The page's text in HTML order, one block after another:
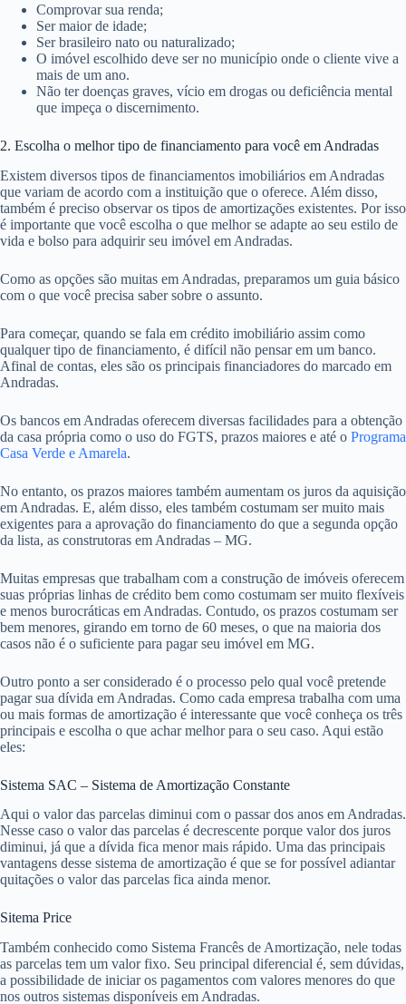
Comprovar sua renda;
Ser maior de idade;
Ser brasileiro nato ou naturalizado;
O imóvel escolhido deve ser no município onde o cliente vive a
mais de um ano.
Não ter doenças graves, vício em drogas ou deficiência mental
que impeça o discernimento.
2. Escolha o melhor tipo de financiamento para você em Andradas
Existem diversos tipos de financiamentos imobiliários em Andradas
que variam de acordo com a instituição que o oferece. Além disso,
também é preciso observar os tipos de amortizações existentes. Por isso
é importante que você escolha o que melhor se adapte ao seu estilo de
vida e bolso para adquirir seu imóvel em Andradas.
Como as opções são muitas em Andradas, preparamos um guia básico
com o que você precisa saber sobre o assunto.
Para começar, quando se fala em crédito imobiliário assim como
qualquer tipo de financiamento, é difícil não pensar em um banco.
Afinal de contas, eles são os principais financiadores do marcado em
Andradas.
Os bancos em Andradas oferecem diversas facilidades para a obtenção
da casa própria como o uso do FGTS, prazos maiores e até o Programa
Casa Verde e Amarela.
No entanto, os prazos maiores também aumentam os juros da aquisição
em Andradas. E, além disso, eles também costumam ser muito mais
exigentes para a aprovação do financiamento do que a segunda opção
da lista, as construtoras em Andradas – MG.
Muitas empresas que trabalham com a construção de imóveis oferecem
suas próprias linhas de crédito bem como costumam ser muito flexíveis
e menos burocráticas em Andradas. Contudo, os prazos costumam ser
bem menores, girando em torno de 60 meses, o que na maioria dos
casos não é o suficiente para pagar seu imóvel em MG.
Outro ponto a ser considerado é o processo pelo qual você pretende
pagar sua dívida em Andradas. Como cada empresa trabalha com uma
ou mais formas de amortização é interessante que você conheça os três
principais e escolha o que achar melhor para o seu caso. Aqui estão
eles:
Sistema SAC – Sistema de Amortização Constante
Aqui o valor das parcelas diminui com o passar dos anos em Andradas.
Nesse caso o valor das parcelas é decrescente porque valor dos juros
diminui, já que a dívida fica menor mais rápido. Uma das principais
vantagens desse sistema de amortização é que se for possível adiantar
quitações o valor das parcelas fica ainda menor.
Sitema Price
Também conhecido como Sistema Francês de Amortização, nele todas
as parcelas tem um valor fixo. Seu principal diferencial é, sem dúvidas,
a possibilidade de iniciar os pagamentos com valores menores do que
nos outros sistemas disponíveis em Andradas.